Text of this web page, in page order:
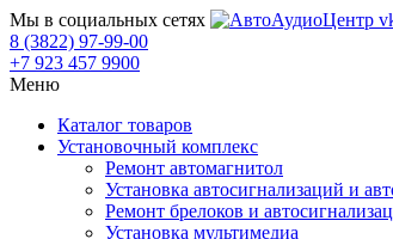
Мы в социальных сетях
8 (3822) 97-99-00
+7 923 457 9900
Меню
Каталог товаров
Установочный комплекс
Ремонт автомагнитол
Установка автосигнализаций и
Ремонт брелоков и
Установка мультимедиа